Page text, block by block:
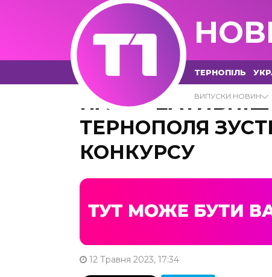
ТЕРНОПІЛЬ
ВИПУСКИ НОВИН
ТЕРНОПОЛЯ
КОНКУРСУ
12 Травня 2023, 17:34